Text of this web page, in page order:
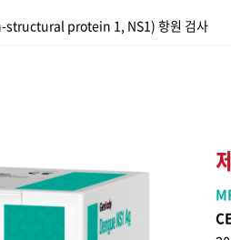
structural protein 1, NS1) 항원 검사